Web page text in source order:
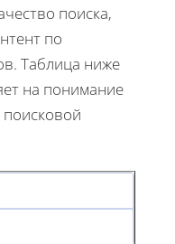
поиска,
по
Таблица ниже
на понимание